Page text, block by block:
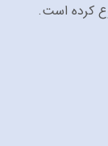
کرده است.